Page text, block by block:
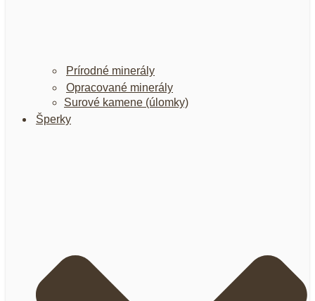
Prírodné minerály
Opracované minerály
Surové kamene (úlomky)
Šperky